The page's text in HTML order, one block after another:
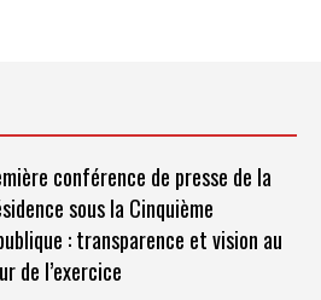
conférence de presse de la
sous la Cinquième
: transparence et vision au
de l’exercice